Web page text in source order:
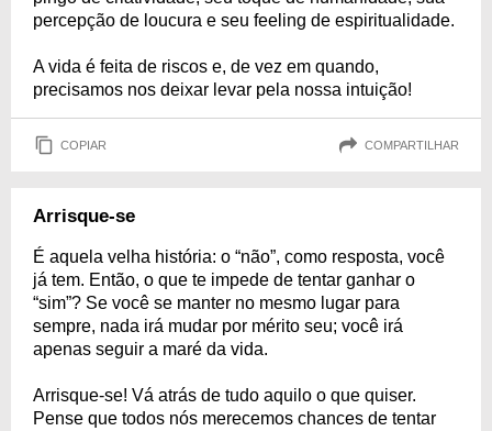
percepção de loucura e seu feeling de espiritualidade.
A vida é feita de riscos e, de vez em quando,
precisamos nos deixar levar pela nossa intuição!
COPIAR COMPARTILHAR
Arrisque-se
É aquela velha história: o “não”, como resposta, você
já tem. Então, o que te impede de tentar ganhar o
“sim”? Se você se manter no mesmo lugar para
sempre, nada irá mudar por mérito seu; você irá
apenas seguir a maré da vida.
Arrisque-se! Vá atrás de tudo aquilo o que quiser.
Pense que todos nós merecemos chances de tentar